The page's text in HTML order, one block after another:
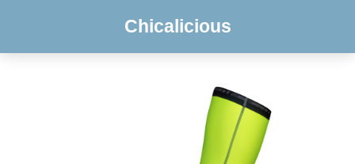
Chicalicious